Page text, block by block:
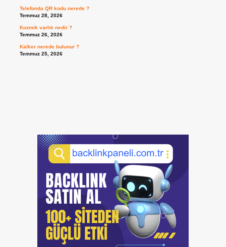
Telefonda QR kodu nerede ?
Temmuz 28, 2026
Kozmik varlık nedir ?
Temmuz 26, 2026
Kalker nerede bulunur ?
Temmuz 25, 2026